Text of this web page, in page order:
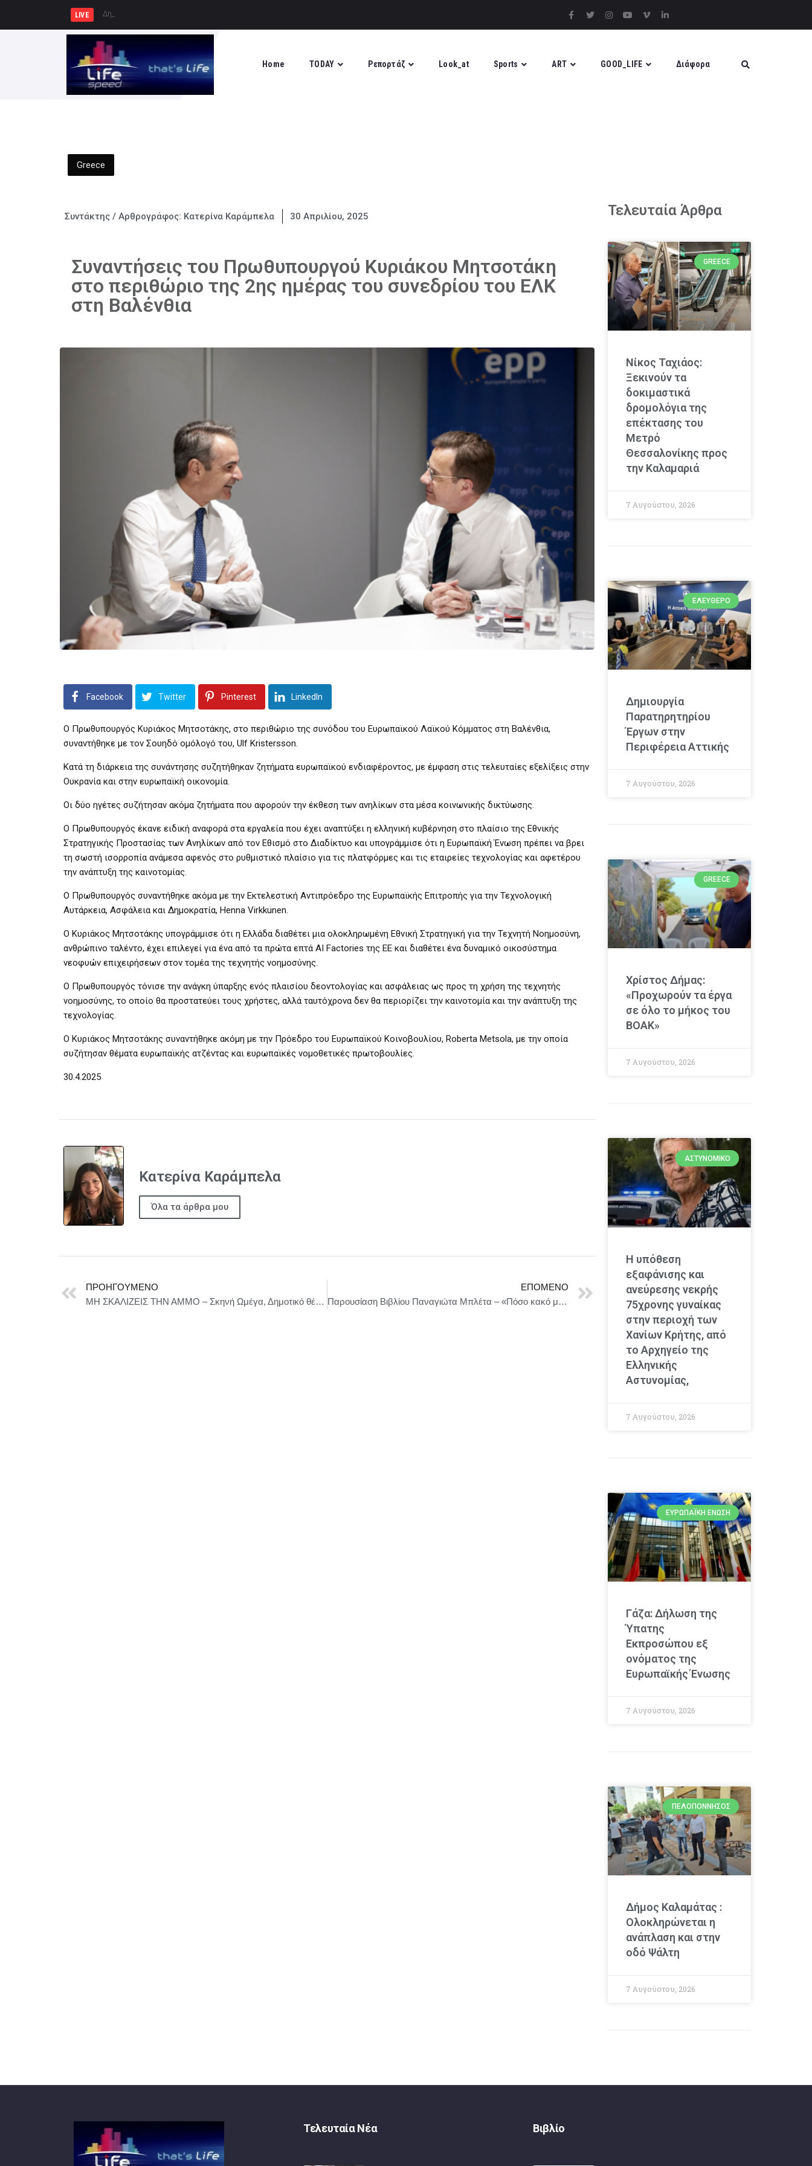
LIVE Δημιουργία Παρατηρητηρίου Έργ
Home TODAY Ρεπορτάζ Look_at Sports ART GOOD_LIFE Διάφορα
Greece
Συντάκτης / Αρθρογράφος: Κατερίνα Καράμπελα 30 Απριλίου, 2025
Συναντήσεις του Πρωθυπουργού Κυριάκου Μητσοτάκη
στο περιθώριο της 2ης ημέρας του συνεδρίου του ΕΛΚ
στη Βαλένθια
Facebook Twitter Pinterest LinkedIn
Ο Πρωθυπουργός Κυριάκος Μητσοτάκης, στο περιθώριο της συνόδου του Ευρωπαϊκού Λαϊκού Κόμματος στη Βαλένθια,
συναντήθηκε με τον Σουηδό ομόλογό του, Ulf Kristersson.
Κατά τη διάρκεια της συνάντησης συζητήθηκαν ζητήματα ευρωπαϊκού ενδιαφέροντος, με έμφαση στις τελευταίες εξελίξεις στην
Ουκρανία και στην ευρωπαϊκή οικονομία.
Οι δύο ηγέτες συζήτησαν ακόμα ζητήματα που αφορούν την έκθεση των ανηλίκων στα μέσα κοινωνικής δικτύωσης.
Ο Πρωθυπουργός έκανε ειδική αναφορά στα εργαλεία που έχει αναπτύξει η ελληνική κυβέρνηση στο πλαίσιο της Εθνικής
Στρατηγικής Προστασίας των Ανηλίκων από τον Εθισμό στο Διαδίκτυο και υπογράμμισε ότι η Ευρωπαϊκή Ένωση πρέπει να βρει
τη σωστή ισορροπία ανάμεσα αφενός στο ρυθμιστικό πλαίσιο για τις πλατφόρμες και τις εταιρείες τεχνολογίας και αφετέρου
την ανάπτυξη της καινοτομίας.
Ο Πρωθυπουργός συναντήθηκε ακόμα με την Εκτελεστική Αντιπρόεδρο της Ευρωπαϊκής Επιτροπής για την Τεχνολογική
Αυτάρκεια, Ασφάλεια και Δημοκρατία, Henna Virkkunen.
Ο Κυριάκος Μητσοτάκης υπογράμμισε ότι η Ελλάδα διαθέτει μια ολοκληρωμένη Εθνική Στρατηγική για την Τεχνητή Νοημοσύνη,
ανθρώπινο ταλέντο, έχει επιλεγεί για ένα από τα πρώτα επτά AI Factories της ΕΕ και διαθέτει ένα δυναμικό οικοσύστημα
νεοφυών επιχειρήσεων στον τομέα της τεχνητής νοημοσύνης.
Ο Πρωθυπουργός τόνισε την ανάγκη ύπαρξης ενός πλαισίου δεοντολογίας και ασφάλειας ως προς τη χρήση της τεχνητής
νοημοσύνης, το οποίο θα προστατεύει τους χρήστες, αλλά ταυτόχρονα δεν θα περιορίζει την καινοτομία και την ανάπτυξη της
τεχνολογίας.
Ο Κυριάκος Μητσοτάκης συναντήθηκε ακόμη με την Πρόεδρο του Ευρωπαϊκού Κοινοβουλίου, Roberta Metsola, με την οποία
συζήτησαν θέματα ευρωπαϊκής ατζέντας και ευρωπαϊκές νομοθετικές πρωτοβουλίες.
30.4.2025
Κατερίνα Καράμπελα
Όλα τα άρθρα μου
ΠΡΟΗΓΟΎΜΕΝΟ
ΜΗ ΣΚΑΛΙΖΕΙΣ ΤΗΝ ΑΜΜΟ – Σκηνή Ωμέγα, Δημοτικό θέατρο Πειραιά
ΕΠΌΜΕΝΟ
Παρουσίαση Βιβλίου Παναγιώτα Μπλέτα – «Πόσο κακό μας κάνει ο ανταγωνισμός;»
Τελευταία Άρθρα
GREECE
Νίκος Ταχιάος:
Ξεκινούν τα
δοκιμαστικά
δρομολόγια της
επέκτασης του
Μετρό
Θεσσαλονίκης προς
την Καλαμαριά
7 Αυγούστου, 2026
ΕΛΕΎΘΕΡΟ
Δημιουργία
Παρατηρητηρίου
Έργων στην
Περιφέρεια Αττικής
7 Αυγούστου, 2026
GREECE
Χρίστος Δήμας:
«Προχωρούν τα έργα
σε όλο το μήκος του
ΒΟΑΚ»
7 Αυγούστου, 2026
ΑΣΤΥΝΟΜΙΚΌ
Η υπόθεση
εξαφάνισης και
ανεύρεσης νεκρής
75χρονης γυναίκας
στην περιοχή των
Χανίων Κρήτης, από
το Αρχηγείο της
Ελληνικής
Αστυνομίας,
7 Αυγούστου, 2026
ΕΥΡΩΠΑΪΚΉ ΈΝΩΣΗ
Γάζα: Δήλωση της
Ύπατης
Εκπροσώπου εξ
ονόματος της
Ευρωπαϊκής Ένωσης
7 Αυγούστου, 2026
ΠΕΛΟΠΌΝΝΗΣΟΣ
Δήμος Καλαμάτας :
Ολοκληρώνεται η
ανάπλαση και στην
οδό Ψάλτη
7 Αυγούστου, 2026
Τελευταία Νέα Βιβλίο